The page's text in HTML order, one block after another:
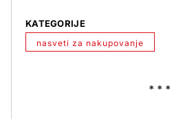
KATEGORIJE
nasveti za nakupovanje
* * *